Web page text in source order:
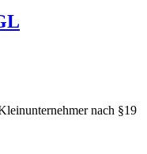
nach §19